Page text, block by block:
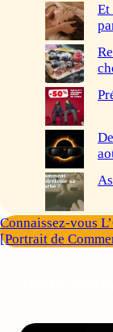
Et
Connaissez-vous
[Portrait de